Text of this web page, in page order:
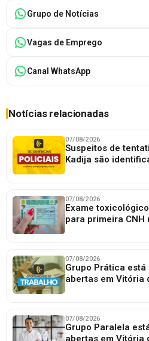
Grupo de Notícias
Vagas de Emprego
Canal WhatsApp
Notícias relacionadas
07/08/2026
Suspeitos de
Kadija são
07/08/2026
Exame
para primeira CNH
07/08/2026
Grupo Prática está
abertas em Vitória
07/08/2026
Grupo Paralela
abertas em Vitória